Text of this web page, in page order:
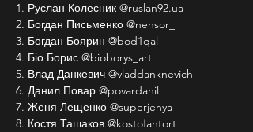
1. Руслан Колесник @ruslan92.ua
2. Богдан Письменко @nehsor_
3. Богдан Боярин @bod1qal
4. Біо Борис @bioborys_art
5. Влад Данкевич @vladdanknevich
6. Данил Повар @povardanil
7. Женя Лещенко @superjenya
8. Костя Ташаков @kostofantort